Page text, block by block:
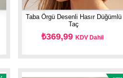
Taba Örgü Desenli Hasır Düğümlü
Taç
₺369,99KDV Dahil